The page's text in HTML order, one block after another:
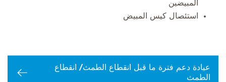
المبيضين
استئصال كيس المبيض
عيادة دعم فترة ما قبل انقطاع الطمث/ انقطاع
الطمث